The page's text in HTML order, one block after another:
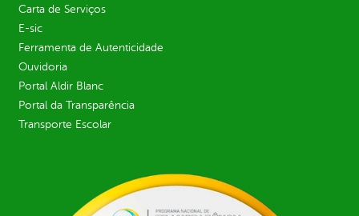
Carta de Serviços
E-sic
Ferramenta de Autenticidade
Ouvidoria
Portal Aldir Blanc
Portal da Transparência
Transporte Escolar